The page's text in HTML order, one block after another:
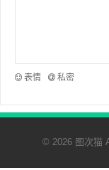
表情 私密
© 2026 图次猫